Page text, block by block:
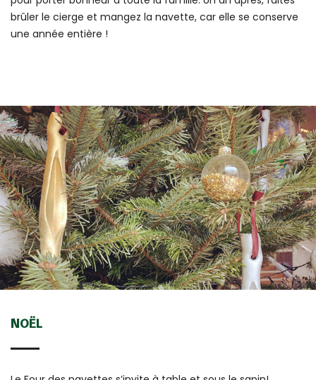
brûler le cierge et mangez la navette, car elle se conserve
une année entière !
NOËL